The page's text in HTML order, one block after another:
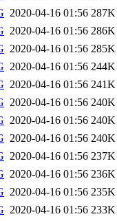
2020-04-16 01:56 287K
2020-04-16 01:56 286K
2020-04-16 01:56 285K
2020-04-16 01:56 244K
2020-04-16 01:56 241K
2020-04-16 01:56 240K
2020-04-16 01:56 240K
2020-04-16 01:56 240K
2020-04-16 01:56 237K
2020-04-16 01:56 236K
2020-04-16 01:56 235K
2020-04-16 01:56 233K